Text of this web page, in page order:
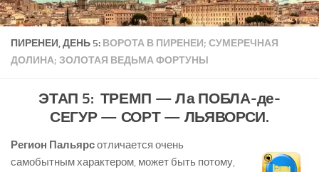
ПИРЕНЕИ, ДЕНЬ 5: ВОРОТА В ПИРЕНЕИ; СУМЕРЕЧНАЯ
ДОЛИНА; ЗОЛОТАЯ ВЕДЬМА ФОРТУНЫ
ЭТАП 5: ТРЕМП — Ла ПОБЛА-де-
СЕГУР — СОРТ — ЛЬЯВОРСИ.
Регион Пальярсотличается очень
самобытным характером, может быть потому,